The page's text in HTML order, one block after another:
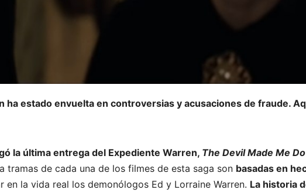
ha estado envuelta en controversias y acusaciones de fraude.
la última entrega del Expediente Warren, The Devil Made Me
tramas de cada una de los filmes de esta saga son basadas en
la vida real los demonólogos Ed y Lorraine Warren. La historia